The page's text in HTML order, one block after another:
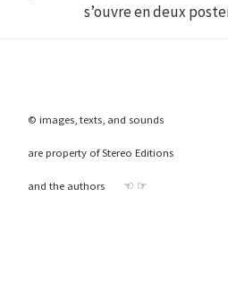
s’ouvre en deux
© images, texts, and sounds
are property of Stereo Editions
and the authors ☜ ☞